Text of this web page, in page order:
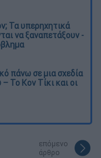
Τα υπερηχητικά
να ξαναπετάξουν -
πάνω σε μια σχεδία
Το Κον Τίκι και οι
επόμενο
άρθρο